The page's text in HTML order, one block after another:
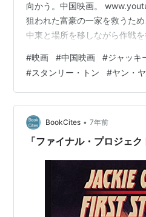
向かう。中国映画。
狙われた富豪の一家を救うため
中東と場所を移しながら作戦
重要ではなく、アクションを
言えるだろう。 映画の舞台に
るあたりは、中国の国策が透
人たちとの友好ムードも演出
係のない他国の人間が見るとつ
面ではあるが。 中国第二の大…
#映画 #中国映画 #ジャッキ
#スタンリー・トン #ヤン・
BookCites • 7年前
「ファイナル・プロジェ